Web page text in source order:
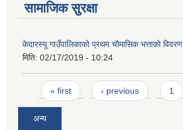
सामाजिक सुरक्षा
केदारस्यू गाउँपालिकाकाे प्रथम चाैमासिक भत्ताकाे विवरण
मिति: 02/17/2019 - 10:24
Pages
« first ‹ previous 1
अन्य